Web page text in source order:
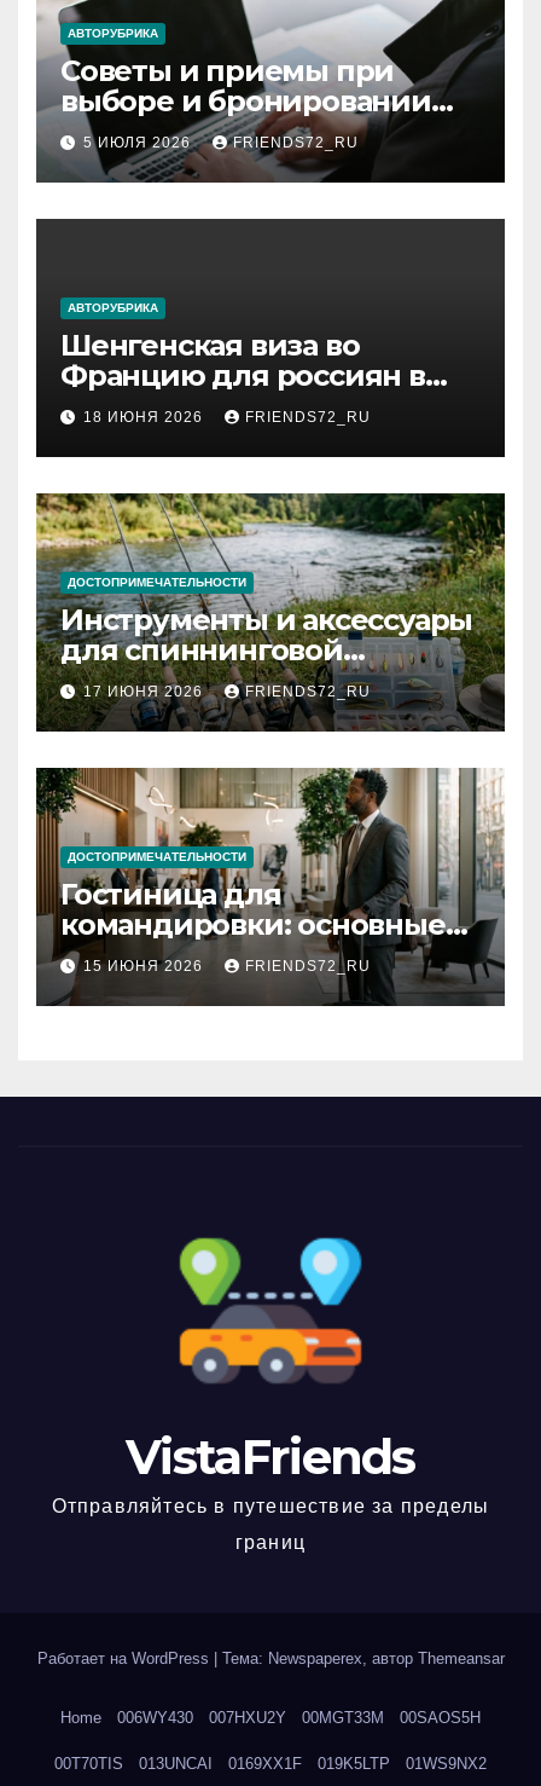
АВТОРУБРИКА
Советы и приемы при
выборе и бронировании
авиабилетов
5 ИЮЛЯ 2026 FRIENDS72_RU
АВТОРУБРИКА
Шенгенская виза во
Францию для россиян в
2026 году: сроки от 3 дней
и список необходимых
документов
18 ИЮНЯ 2026 FRIENDS72_RU
ДОСТОПРИМЕЧАТЕЛЬНОСТИ
Инструменты и аксессуары
для спиннинговой
рыбалки: назначение и
типы
17 ИЮНЯ 2026 FRIENDS72_RU
ДОСТОПРИМЕЧАТЕЛЬНОСТИ
Гостиница для
командировки: основные
критерии выбора
15 ИЮНЯ 2026 FRIENDS72_RU
VistaFriends
Отправляйтесь в путешествие за пределы
границ
Работает на WordPress Тема: Newspaperex, автор Themeansar
Home 006WY430 007HXU2Y 00MGT33M 00SAOS5H
00T70TIS 013UNCAI 0169XX1F 019K5LTP 01WS9NX2